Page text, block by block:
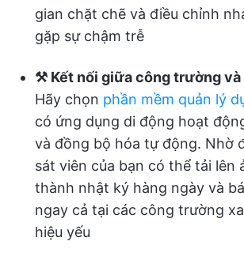
gian chặt chẽ và điều chỉnh
gặp sự chậm trễ
⚒️ Kết nối giữa công trường và
Hãy chọn phần mềm quản lý
có ứng dụng di động hoạt
và đồng bộ hóa tự động. Nhờ
sát viên của bạn có thể tải lên
thành nhật ký hàng ngày và
ngay cả tại các công trường
hiệu yếu